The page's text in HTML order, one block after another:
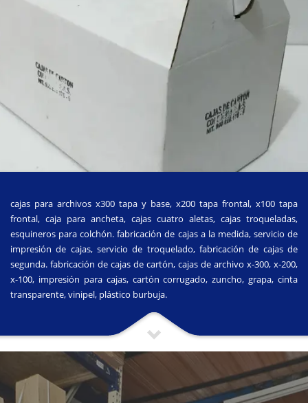
cajas para archivos x300 tapa y base, x200 tapa frontal, x100 tapa
frontal, caja para ancheta, cajas cuatro aletas, cajas troqueladas,
esquineros para colchón. fabricación de cajas a la medida, servicio de
impresión de cajas, servicio de troquelado, fabricación de cajas de
segunda. fabricación de cajas de cartón, cajas de archivo x-300, x-200,
x-100, impresión para cajas, cartón corrugado, zuncho, grapa, cinta
transparente, vinipel, plástico burbuja.